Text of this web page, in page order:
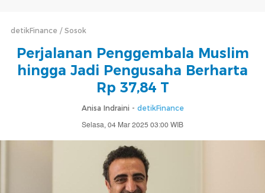
detikFinance Sosok
Perjalanan Penggembala Muslim
hingga Jadi Pengusaha Berharta
Rp 37,84 T
Anisa Indraini - detikFinance
Selasa, 04 Mar 2025 03:00 WIB